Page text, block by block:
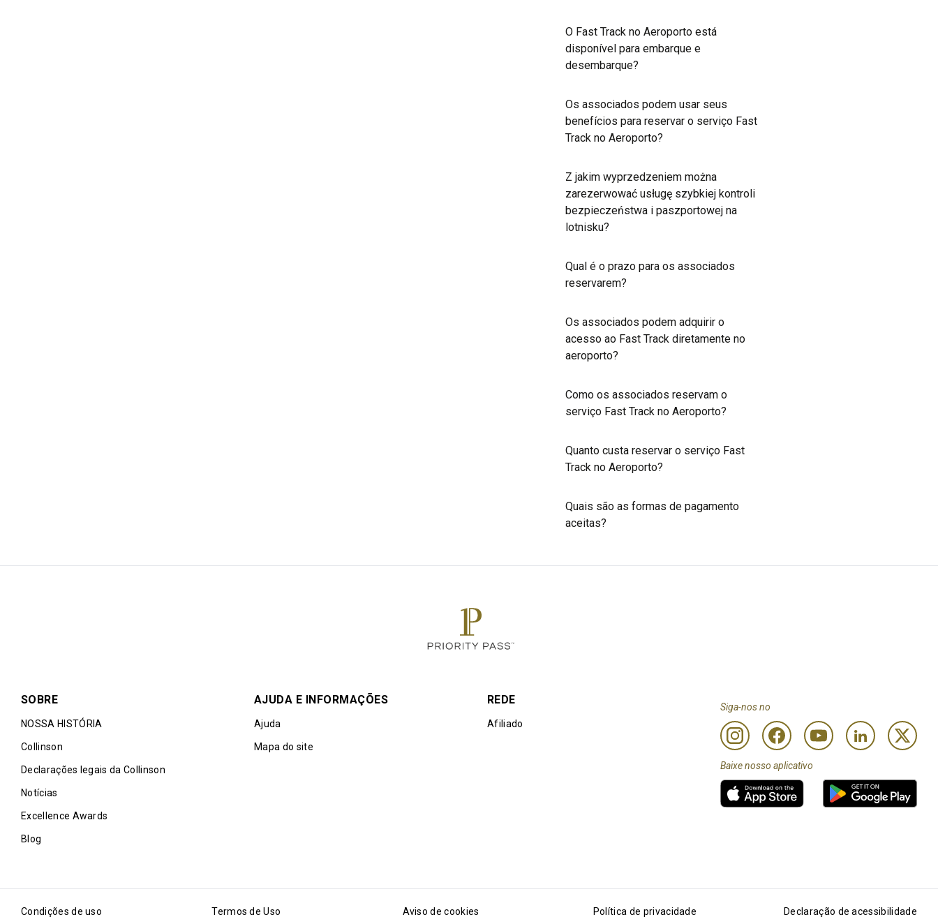
O Fast Track no Aeroporto está
disponível para embarque e
desembarque?
Os associados podem usar seus
benefícios para reservar o serviço Fast
Track no Aeroporto?
Z jakim wyprzedzeniem można
zarezerwować usługę szybkiej kontroli
bezpieczeństwa i paszportowej na
lotnisku?
Qual é o prazo para os associados
reservarem?
Os associados podem adquirir o
acesso ao Fast Track diretamente no
aeroporto?
Como os associados reservam o
serviço Fast Track no Aeroporto?
Quanto custa reservar o serviço Fast
Track no Aeroporto?
Quais são as formas de pagamento
aceitas?
SOBRE
NOSSA HISTÓRIA
Collinson
Declarações legais da Collinson
Notícias
Excellence Awards
Blog
AJUDA E INFORMAÇÕES
Ajuda
Mapa do site
REDE
Afiliado
Siga-nos no
Baixe nosso aplicativo
Condições de uso Termos de Uso Aviso de cookies Política de privacidade Declaração de acessibilidade